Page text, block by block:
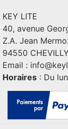
KEY LITE
40, avenue
Z.A. Jean
94550
Email :
Horaires : Du